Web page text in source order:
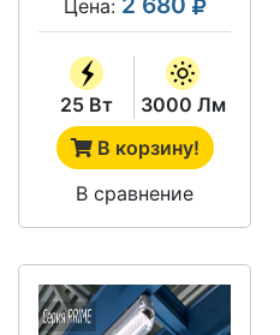
Цена:
25 Вт
3000 Лм
В корзину!
В сравнение